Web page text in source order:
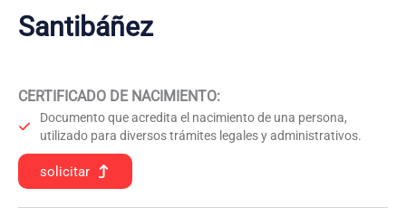
Santibáñez
CERTIFICADO DE NACIMIENTO:
Documento que acredita el nacimiento de una persona,
utilizado para diversos trámites legales y administrativos.
solicitar